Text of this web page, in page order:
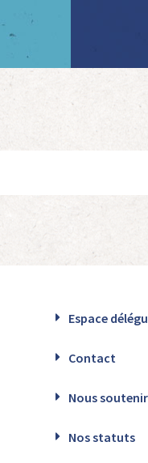
Espace
Contact
Nous soutenir
Nos statuts